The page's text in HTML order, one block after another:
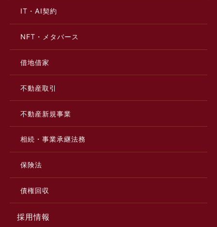
IT・AI契約
NFT・メタバース
借地借家
不動産取引
不動産新規事業
相続・事業承継法務
保険法
債権回収
採用情報